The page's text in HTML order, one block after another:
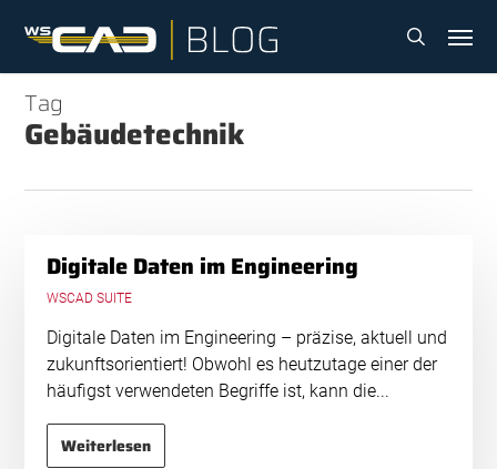
content
search
Tag
Gebäudetechnik
Digitale Daten im Engineering
WSCAD SUITE
Digitale Daten im Engineering – präzise, aktuell und
zukunftsorientiert! Obwohl es heutzutage einer der
häufigst verwendeten Begriffe ist, kann die...
Weiterlesen